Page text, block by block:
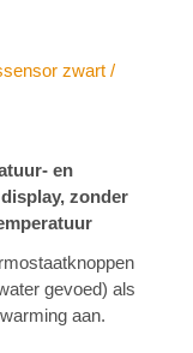
zwart /
en
zonder
gevoed) als
aan.